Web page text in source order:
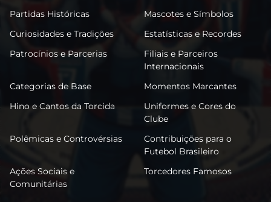
Partidas Históricas
Mascotes e Símbolos
Curiosidades e Tradições
Estatísticas e Recordes
Patrocínios e Parcerias
Filiais e Parceiros
Internacionais
Categorias de Base
Momentos Marcantes
Hino e Cantos da Torcida
Uniformes e Cores do
Clube
Polêmicas e Controvérsias
Contribuições para o
Futebol Brasileiro
Ações Sociais e
Comunitárias
Torcedores Famosos